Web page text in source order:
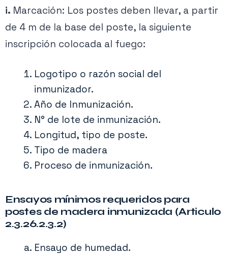
i. Marcación: Los postes deben llevar, a partir
de 4 m de la base del poste, la siguiente
inscripción colocada al fuego:
Logotipo o razón social del
inmunizador.
Año de Inmunización.
N° de lote de inmunización.
Longitud, tipo de poste.
Tipo de madera
Proceso de inmunización.
Ensayos mínimos requeridos para
postes de madera inmunizada (Articulo
2.3.26.2.3.2)
Ensayo de humedad.